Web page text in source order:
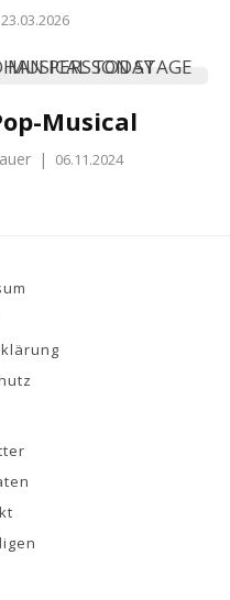
23.03.2026
Musical
| 06.11.2024